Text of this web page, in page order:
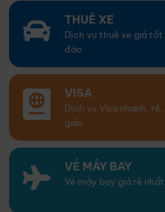
THUÊ XE
Dịch vụ thuê xe giá
đáo
VISA
Dịch vụ Visa nhanh,
giản
VÉ MÁY BAY
Vé máy bay giá rẻ